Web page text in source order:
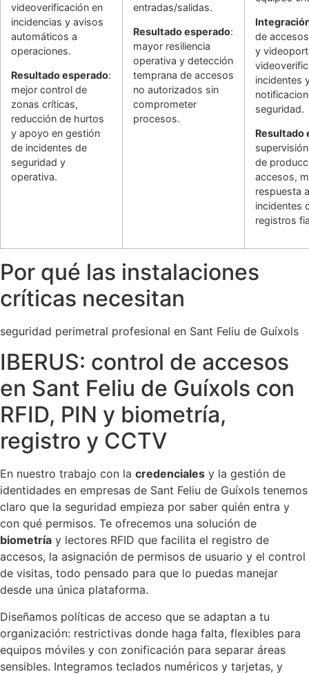
videoverificación en
incidencias y avisos
automáticos a
operaciones.
Resultado esperado:
mejor control de
zonas críticas,
reducción de hurtos
y apoyo en gestión
de incidentes de
seguridad y
operativa.
entradas/salidas.
Resultado esperado:
mayor resiliencia
operativa y detección
temprana de accesos
no autorizados sin
comprometer
procesos.
de
y
incidentes
seguridad.
Resultado
de
accesos,
respuesta
incidentes
registros
Por qué las instalaciones
críticas necesitan
seguridad perimetral profesional en Sant Feliu de Guíxols
IBERUS: control de accesos
en Sant Feliu de Guíxols con
RFID, PIN y biometría,
registro y CCTV
En nuestro trabajo con la credenciales y la gestión de
identidades en empresas de Sant Feliu de Guíxols tenemos
claro que la seguridad empieza por saber quién entra y
con qué permisos. Te ofrecemos una solución de
biometría y lectores RFID que facilita el registro de
accesos, la asignación de permisos de usuario y el control
de visitas, todo pensado para que lo puedas manejar
desde una única plataforma.
Diseñamos políticas de acceso que se adaptan a tu
organización: restrictivas donde haga falta, flexibles para
equipos móviles y con zonificación para separar áreas
sensibles. Integramos teclados numéricos y tarjetas, y